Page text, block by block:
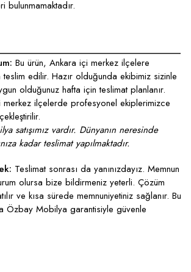
bulunmamaktadır.
Bu ürün, Ankara içi merkez ilçelere
teslim edilir. Hazır olduğunda ekibimiz sizinle
olduğunuz hafta için teslimat planlanır.
merkez ilçelerde profesyonel ekiplerimizce
satışımız vardır. Dünyanın neresinde
kadar teslimat yapılmaktadır.
Teslimat sonrası da yanınızdayız. Memnun
olursa bize bildirmeniz yeterli. Çözüm
ve kısa sürede memnuniyetiniz sağlanır. Bu
Özbay Mobilya garantisiyle güvenle